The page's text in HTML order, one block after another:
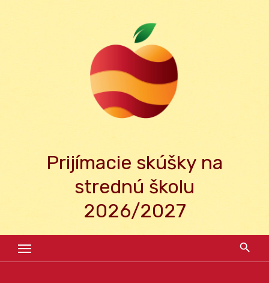
Prijímacie skúšky na
strednú školu
2026/2027